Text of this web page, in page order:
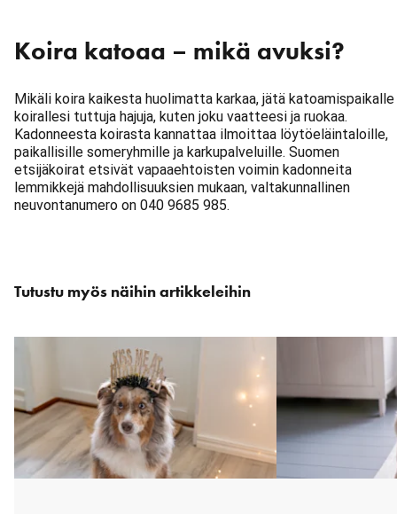
Koira katoaa – mikä avuksi?
Mikäli koira kaikesta huolimatta karkaa, jätä katoamispaikalle
koirallesi tuttuja hajuja, kuten joku vaatteesi ja ruokaa.
Kadonneesta koirasta kannattaa ilmoittaa löytöeläintaloille,
paikallisille someryhmille ja karkupalveluille. Suomen
etsijäkoirat etsivät vapaaehtoisten voimin kadonneita
lemmikkejä mahdollisuuksien mukaan, valtakunnallinen
neuvontanumero on 040 9685 985.
Tutustu myös näihin artikkeleihin
karuselli